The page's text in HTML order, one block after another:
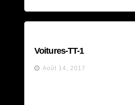
Voitures-TT-1
Août 14, 2017